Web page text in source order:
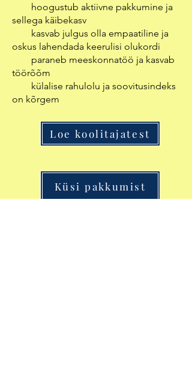
hoogustub aktiivne pakkumine ja
sellega käibekasv
kasvab julgus olla empaatiline ja
oskus lahendada keerulisi olukordi
paraneb meeskonnatöö ja kasvab
töörõõm
külalise rahulolu ja soovitusindeks
on kõrgem
Loe koolitajatest
Küsi pakkumist